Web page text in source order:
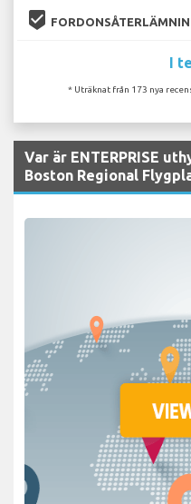
beenhere
I
* Uträknat från 173 nya
Var är ENTERPRISE
Boston Regional